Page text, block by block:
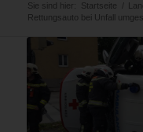
Sie sind hier: Startseite /
Rettungsauto bei Unfall